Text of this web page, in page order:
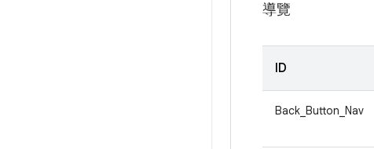
導覽
ID
Back_Button_Nav